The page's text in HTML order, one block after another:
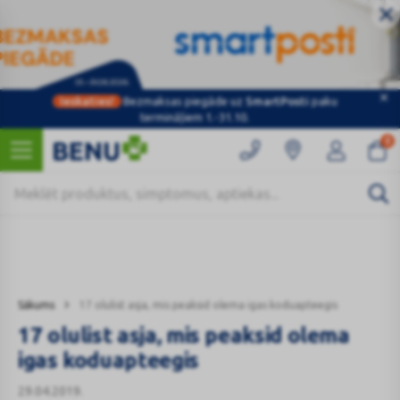
Ieskaties! Bezmaksas piegāde uz SmartPostipaku
termināļiem 1.-31.10.
0
Sākums 17 olulist asja, mis peaksid olema igas koduapteegis
Kategorijas
17 olulist asja, mis peaksid olema
igas koduapteegis
29.04.2019.